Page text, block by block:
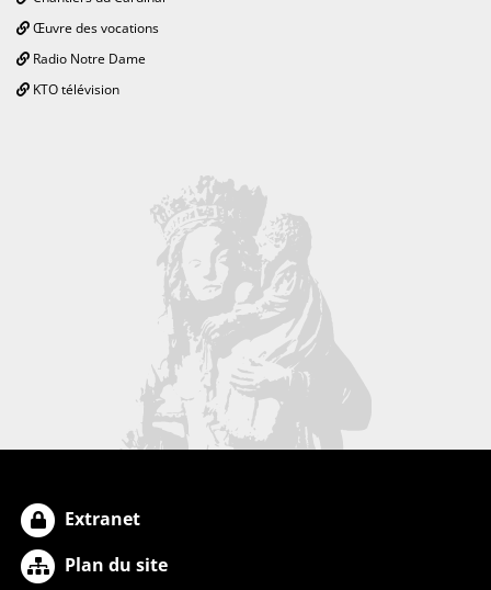
Œuvre des vocations
Radio Notre Dame
KTO télévision
Extranet
Plan du site